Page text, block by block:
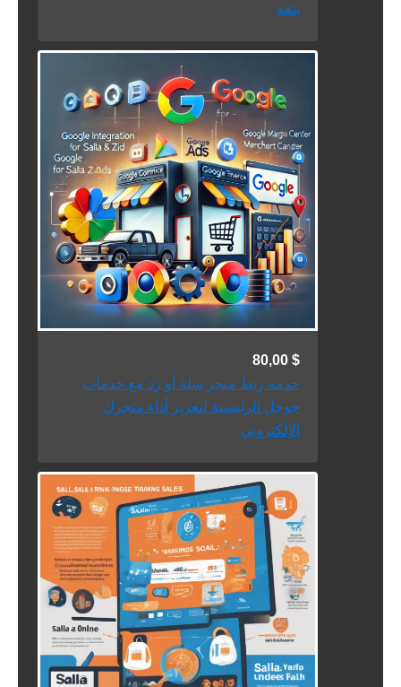
بثقة
80,00 $
خدمة ربط متجر سلة أو زد مع خدمات
جوجل الرئيسية لتعزيز أداء متجرك
الإلكتروني